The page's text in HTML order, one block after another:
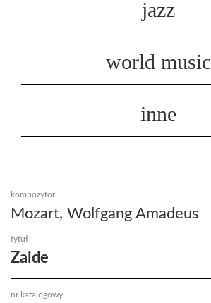
jazz
world music
inne
kompozytor
Mozart, Wolfgang Amadeus
tytuł
Zaide
nr katalogowy